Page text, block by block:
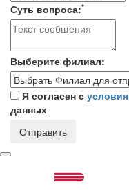
Суть вопроса:*
Выберите филиал:
Я согласен с
данных
Отправить